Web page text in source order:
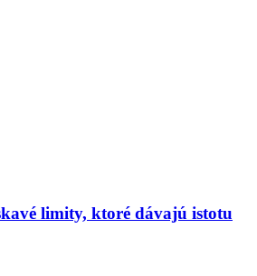
limity, ktoré dávajú istotu